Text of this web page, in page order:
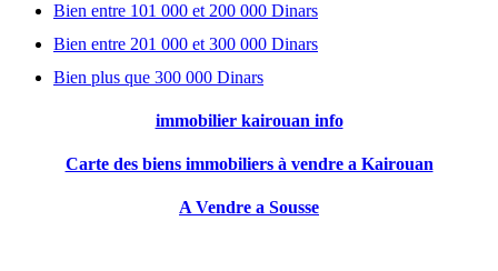
Bien entre 101 000 et 200 000 Dinars
Bien entre 201 000 et 300 000 Dinars
Bien plus que 300 000 Dinars
immobilier kairouan info
Carte des biens immobiliers à vendre a Kairouan
A Vendre a Sousse